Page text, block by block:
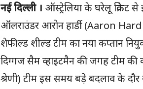
नई दिल्ली । ऑस्ट्रेलिया के घरेलू क्रिकेट
ऑलराउंडर आरोन हार्डी (Aaron
शेफील्ड शील्ड टीम का नया कप्तान
दिग्गज सैम व्हाइटमैन की जगह टीम की
श्रेणी) टीम इस समय बड़े बदलाव के दौर